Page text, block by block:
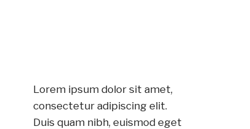
Lorem ipsum dolor sit amet,
consectetur adipiscing elit.
Duis quam nibh, euismod eget